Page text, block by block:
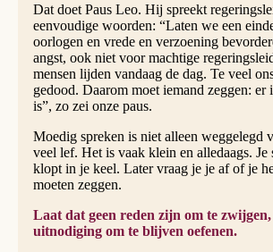
Dat doet Paus Leo. Hij spreekt
eenvoudige woorden: “Laten we een
oorlogen en vrede en verzoening
angst, ook niet voor machtige
mensen lijden vandaag de dag. Te veel
gedood. Daarom moet iemand zeggen: er
is”, zo zei onze paus.
Moedig spreken is niet alleen weggelegd
veel lef. Het is vaak klein en alledaags. Je
klopt in je keel. Later vraag je je af of je
moeten zeggen.
Laat dat geen reden zijn om te zwijgen,
uitnodiging om te blijven oefenen.